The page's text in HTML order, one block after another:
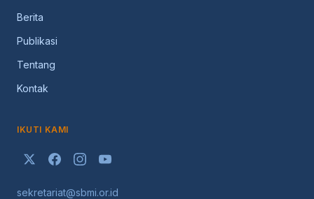
Berita
Publikasi
Tentang
Kontak
IKUTI KAMI
sekretariat@sbmi.or.id